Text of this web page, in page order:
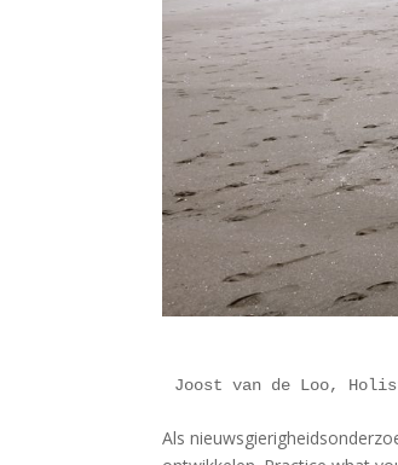
Joost van de Loo,
Als